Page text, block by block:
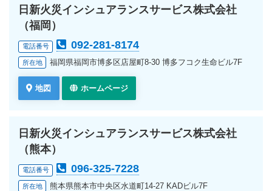
日新火災インシュアランスサービス株式会社
（福岡）
電話番号 092-281-8174
所在地 福岡県福岡市博多区店屋町8-30 博多フコク生命ビル7F
地図 ホームページ
日新火災インシュアランスサービス株式会社
（熊本）
電話番号 096-325-7228
所在地 熊本県熊本市中央区水道町14-27 KADビル7F